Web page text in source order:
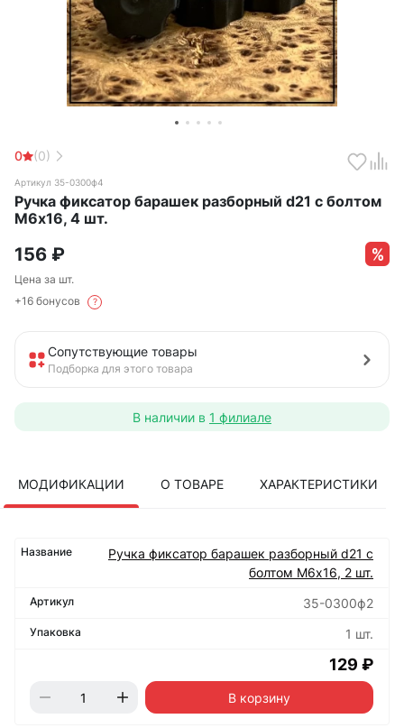
0 (0)
Артикул 35-0300ф4
Ручка фиксатор барашек разборный d21 с болтом
М6х16, 4 шт.
156 ₽
Цена за шт.
+16 бонусов
?
Сопутствующие товары
Подборка для этого товара
В наличии в 1 филиале
МОДИФИКАЦИИ О ТОВАРЕ ХАРАКТЕРИСТИКИ
Ручка фиксатор барашек разборный d21 с
болтом М6х16, 2 шт.
35-0300ф2
1 шт.
129 ₽
В корзину